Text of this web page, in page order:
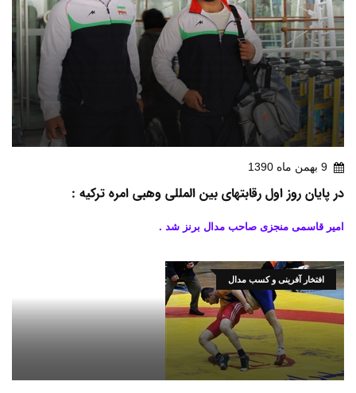
9 بهمن ماه 1390
در پایان روز اول رقابتهای بین المللی وهبی امره ترکیه :
امیر قاسمی منجزی صاحب مدال برنز شد .
افتخار آفرینی و کسب مدال